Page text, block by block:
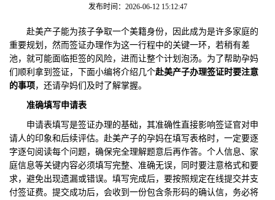
们
合
发布时间：2026-06-12 15:12:47
赴美产子能为孩子争取一个美籍身份，因此成为是许多家庭的
重要规划，然而签证办理作为这一行程中的关键一环，若稍有差
池，就可能面临拒签的风险，进而让整个计划泡汤。为了帮助孕妈
们顺利拿到签证，下面小编将介绍几个赴美产子办理签证时要注意
的事项，还请孕妈们及时了解掌握。
准确填写申请表
申请表填写是签证办理的基础，其准确性直接影响签证官对申
请人的印象和后续评估。赴美产子的孕妈在填写表格时，一定要逐
字逐句阅读每个问题，确保完全理解题意后再作答。个人信息、家
庭信息等关键内容必须填写完整、准确无误，同时要注意格式和要
求，避免出现遗漏或错误。填写完成后，要按照规定在线提交并支
付签证费。提交成功后，会收到一份包含条形码的确认信，务必将